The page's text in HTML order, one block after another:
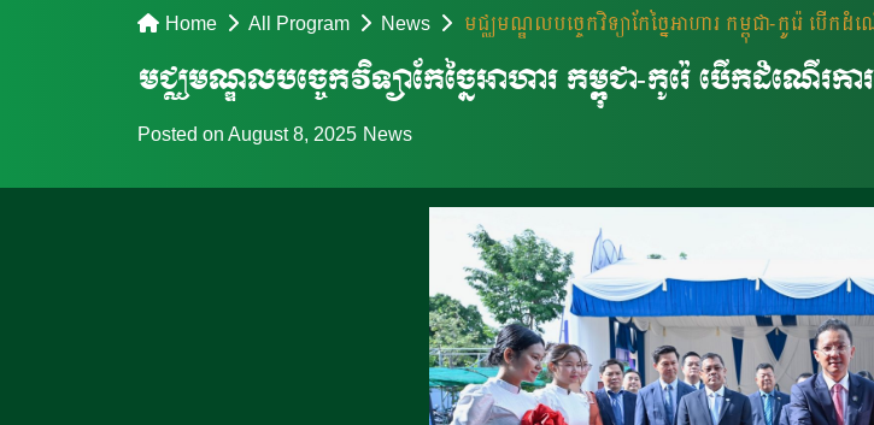
Home All Program News មជ្ឈមណ្ឌលបច្ចេកវិទ្យាកែច្នៃអាហារ កម្ពុជា-កូរ៉េ បើក
មជ្ឈមណ្ឌលបច្ចេកវិទ្យាកែច្នៃអាហារ កម្ពុជា-កូរ៉េ បើកដំណើរ
Posted on August 8, 2025 News